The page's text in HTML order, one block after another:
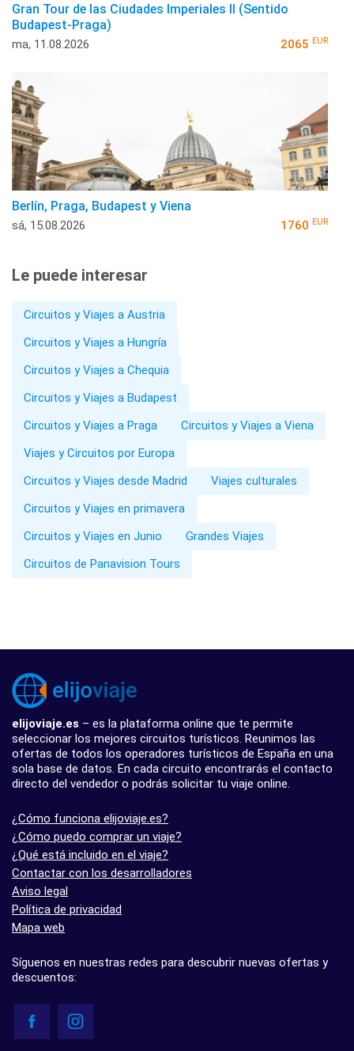
Gran Tour de las Ciudades Imperiales II (Sentido
Budapest-Praga)
ma, 11.08.2026 2065 EUR
Berlín, Praga, Budapest y Viena
sá, 15.08.2026 1760 EUR
Le puede interesar
Circuitos y Viajes a Austria
Circuitos y Viajes a Hungría
Circuitos y Viajes a Chequia
Circuitos y Viajes a Budapest
Circuitos y Viajes a Praga
Circuitos y Viajes a Viena
Viajes y Circuitos por Europa
Circuitos y Viajes desde Madrid
Viajes culturales
Circuitos y Viajes en primavera
Circuitos y Viajes en Junio
Grandes Viajes
Circuitos de Panavision Tours
elijoviaje.es – es la plataforma online que te permite
seleccionar los mejores circuitos turísticos. Reunimos las
ofertas de todos los operadores turísticos de España en una
sola base de datos. En cada circuito encontrarás el contacto
directo del vendedor o podrás solicitar tu viaje online.
¿Cómo funciona elijoviaje.es?
¿Cómo puedo comprar un viaje?
¿Qué está incluido en el viaje?
Contactar con los desarrolladores
Aviso legal
Política de privacidad
Mapa web
Síguenos en nuestras redes para descubrir nuevas ofertas y
descuentos: